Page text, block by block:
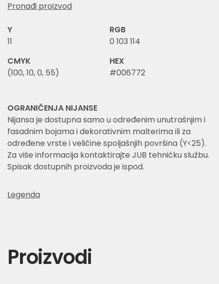
Pronađi proizvod
Y
11
RGB
0 103 114
CMYK
(100, 10, 0, 55)
HEX
#006772
OGRANIČENJA NIJANSE
Nijansa je dostupna samo u određenim unutrašnjim i
fasadnim bojama i dekorativnim malterima ili za
određene vrste i veličine spoljašnjih površina (Y<25).
Za više informacija kontaktirajte JUB tehničku službu.
Spisak dostupnih proizvoda je ispod.
Legenda
Proizvodi